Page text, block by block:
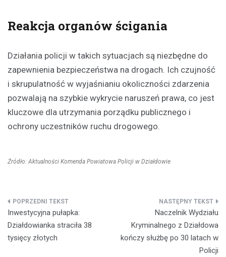
Reakcja organów ścigania
Działania policji w takich sytuacjach są niezbędne do
zapewnienia bezpieczeństwa na drogach. Ich czujność
i skrupulatność w wyjaśnianiu okoliczności zdarzenia
pozwalają na szybkie wykrycie naruszeń prawa, co jest
kluczowe dla utrzymania porządku publicznego i
ochrony uczestników ruchu drogowego.
Źródło: Aktualności Komenda Powiatowa Policji w Działdowie
Nawigacja
wpisu
Inwestycyjna pułapka:
Działdowianka straciła 38
tysięcy złotych
Naczelnik Wydziału
Kryminalnego z Działdowa
kończy służbę po 30 latach w
Policji